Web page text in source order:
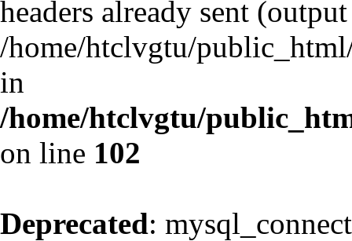
headers already sent
/home/htclvgtu/
in
/home/htclvgtu/
on line 102
Deprecated: